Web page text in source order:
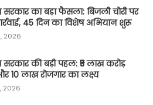
सरकार का बड़ा फैसला: बिजली चोरी पर
45 दिन का विशेष अभियान शुरू
2026
सरकार की बड़ी पहल: ₹5 लाख करोड़
10 लाख रोजगार का लक्ष्य
2026